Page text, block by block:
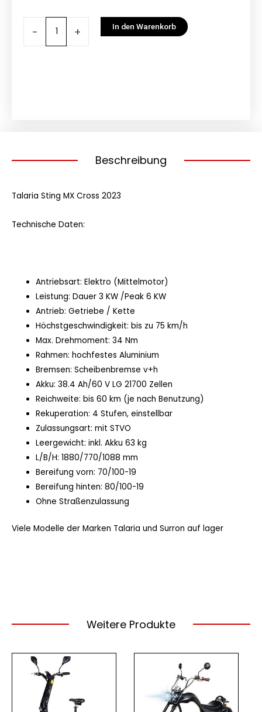
- + In den Warenkorb
Beschreibung
Talaria Sting MX Cross 2023
Technische Daten:
Antriebsart: Elektro (Mittelmotor)
Leistung: Dauer 3 KW /Peak 6 KW
Antrieb: Getriebe / Kette
Höchstgeschwindigkeit: bis zu 75 km/h
Max. Drehmoment: 34 Nm
Rahmen: hochfestes Aluminium
Bremsen: Scheibenbremse v+h
Akku: 38.4 Ah/60 V LG 21700 Zellen
Reichweite: bis 60 km (je nach Benutzung)
Rekuperation: 4 Stufen, einstellbar
Zulassungsart: mit STVO
Leergewicht: inkl. Akku 63 kg
L/B/H: 1880/770/1088 mm
Bereifung vorn: 70/100-19
Bereifung hinten: 80/100-19
Ohne Straßenzulassung
Viele Modelle der Marken Talaria und Surron auf lager
Weitere Produkte
Dieses
Produkt
mehrere
Dieses
Produkt
weist
mehrere